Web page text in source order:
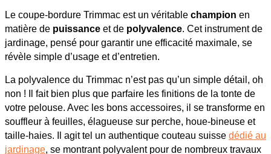
Le coupe-bordure Trimmac est un véritable champion en
matière de puissance et de polyvalence. Cet instrument de
jardinage, pensé pour garantir une efficacité maximale, se
révèle simple d’usage et d’entretien.
La polyvalence du Trimmac n’est pas qu’un simple détail, oh
non ! Il fait bien plus que parfaire les finitions de la tonte de
votre pelouse. Avec les bons accessoires, il se transforme en
souffleur à feuilles, élagueuse sur perche, houe-bineuse et
taille-haies. Il agit tel un authentique couteau suisse dédié au
jardinage, se montrant polyvalent pour de nombreux travaux